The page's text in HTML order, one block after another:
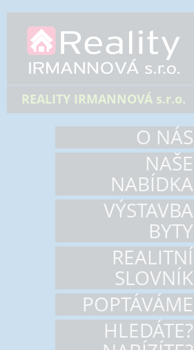
REALITY IRMANNOVÁ s.r.o.
O NÁS
NAŠE
NABÍDKA
VÝSTAVBA
BYTY
REALITNÍ
SLOVNÍK
POPTÁVÁME
HLEDÁTE?